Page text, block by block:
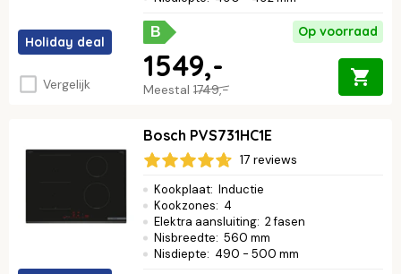
Holiday deal
Vergelijk
B Op voorraad
Meestal 1749,-
1549,-
Bosch PVS731HC1E
17 reviews
Kookplaat: Inductie
Kookzones: 4
Elektra aansluiting: 2 fasen
Nisbreedte: 560 mm
Nisdiepte: 490 - 500 mm